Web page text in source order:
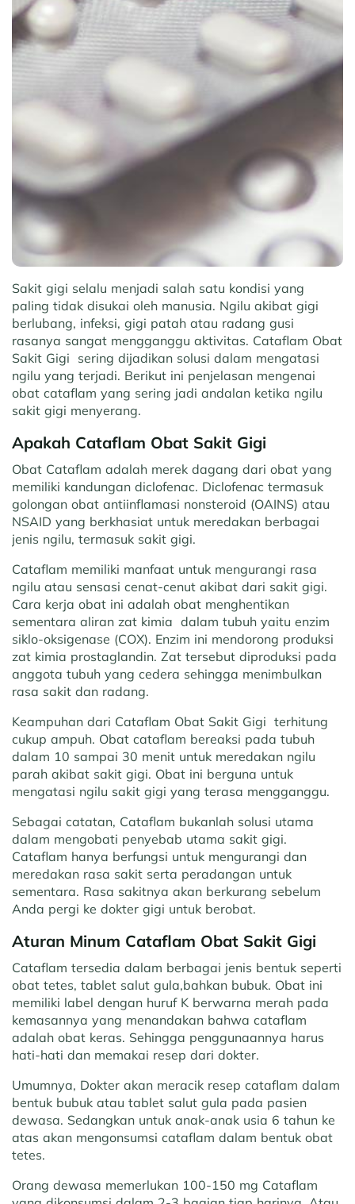
Sakit gigi selalu menjadi salah satu kondisi yang
paling tidak disukai oleh manusia. Ngilu akibat gigi
berlubang, infeksi, gigi patah atau radang gusi
rasanya sangat mengganggu aktivitas. Cataflam Obat
Sakit Gigi sering dijadikan solusi dalam mengatasi
ngilu yang terjadi. Berikut ini penjelasan mengenai
obat cataflam yang sering jadi andalan ketika ngilu
sakit gigi menyerang.
Apakah Cataflam Obat Sakit Gigi
Obat Cataflam adalah merek dagang dari obat yang
memiliki kandungan diclofenac. Diclofenac termasuk
golongan obat antiinflamasi nonsteroid (OAINS) atau
NSAID yang berkhasiat untuk meredakan berbagai
jenis ngilu, termasuk sakit gigi.
Cataflam memiliki manfaat untuk mengurangi rasa
ngilu atau sensasi cenat-cenut akibat dari sakit gigi.
Cara kerja obat ini adalah obat menghentikan
sementara aliran zat kimia dalam tubuh yaitu enzim
siklo-oksigenase (COX). Enzim ini mendorong produksi
zat kimia prostaglandin. Zat tersebut diproduksi pada
anggota tubuh yang cedera sehingga menimbulkan
rasa sakit dan radang.
Keampuhan dari Cataflam Obat Sakit Gigi terhitung
cukup ampuh. Obat cataflam bereaksi pada tubuh
dalam 10 sampai 30 menit untuk meredakan ngilu
parah akibat sakit gigi. Obat ini berguna untuk
mengatasi ngilu sakit gigi yang terasa mengganggu.
Sebagai catatan, Cataflam bukanlah solusi utama
dalam mengobati penyebab utama sakit gigi.
Cataflam hanya berfungsi untuk mengurangi dan
meredakan rasa sakit serta peradangan untuk
sementara. Rasa sakitnya akan berkurang sebelum
Anda pergi ke dokter gigi untuk berobat.
Aturan Minum Cataflam Obat Sakit Gigi
Cataflam tersedia dalam berbagai jenis bentuk seperti
obat tetes, tablet salut gula,bahkan bubuk. Obat ini
memiliki label dengan huruf K berwarna merah pada
kemasannya yang menandakan bahwa cataflam
adalah obat keras. Sehingga penggunaannya harus
hati-hati dan memakai resep dari dokter.
Umumnya, Dokter akan meracik resep cataflam dalam
bentuk bubuk atau tablet salut gula pada pasien
dewasa. Sedangkan untuk anak-anak usia 6 tahun ke
atas akan mengonsumsi cataflam dalam bentuk obat
tetes.
Orang dewasa memerlukan 100-150 mg Cataflam